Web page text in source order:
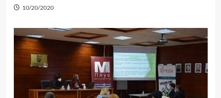
10/20/2020